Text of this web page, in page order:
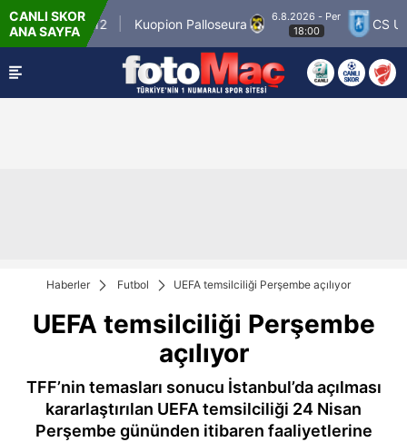
CANLI SKOR
ANA SAYFA
Match 12 Kuopion Palloseura
6.8.2026 - Per
18:00
CS
Haberler Futbol UEFA temsilciliği Perşembe açılıyor
UEFA temsilciliği Perşembe
açılıyor
TFF’nin temasları sonucu İstanbul’da açılması
kararlaştırılan UEFA temsilciliği 24 Nisan
Perşembe gününden itibaren faaliyetlerine